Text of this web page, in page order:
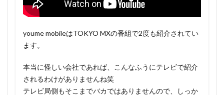
youme mobileはTOKYO MXの番組で2度も紹介されてい
ます。
本当に怪しい会社であれば、こんなふうにテレビで紹介
されるわけがありませんね笑
テレビ局側もそこまでバカではありませんので、しっか